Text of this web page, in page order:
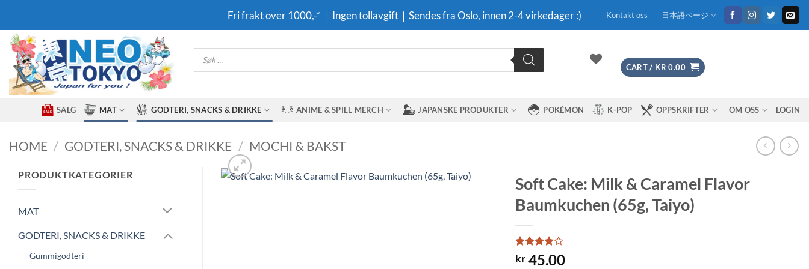
content
Fri frakt over 1000,-* ｜Ingen tollavgift｜Sendes fra Oslo, innen 2-4 virkedager :) Kontakt oss 日本語ページ
Products
search
CART / KR 0.00
SALG MAT GODTERI, SNACKS & DRIKKE ANIME & SPILL MERCH JAPANSKE PRODUKTER POKÉMON K-POP OPPSKRIFTER OM OSS LOGIN
HOME / GODTERI, SNACKS & DRIKKE / MOCHI & BAKST
PRODUKTKATEGORIER
MAT
GODTERI, SNACKS & DRIKKE
Gummigodteri
Soft Cake: Milk & Caramel Flavor
Baumkuchen (65g, Taiyo)
Rated4
out of 5
1
kr45.00